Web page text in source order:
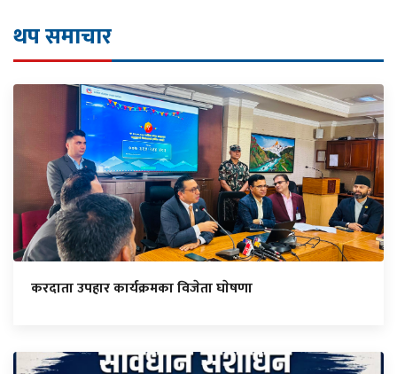
थप समाचार
करदाता उपहार कार्यक्रमका विजेता घाेषणा